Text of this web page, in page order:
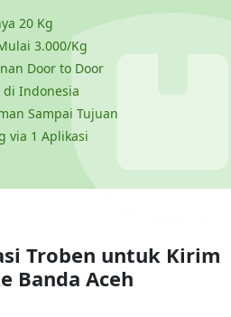
20 Kg
3.000/Kg
Door to Door
di Indonesia
Sampai Tujuan
via 1 Aplikasi
Troben untuk Kirim
Banda Aceh